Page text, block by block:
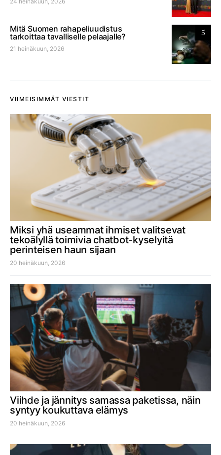
5
Mitä Suomen rahapeliuudistus
tarkoittaa tavalliselle pelaajalle?
21 heinäkuun, 2026
VIIMEISIMMÄT VIESTIT
Miksi yhä useammat ihmiset valitsevat
tekoälyllä toimivia chatbot-kyselyitä
perinteisen haun sijaan
20 heinäkuun, 2026
Viihde ja jännitys samassa paketissa, näin
syntyy koukuttava elämys
20 heinäkuun, 2026